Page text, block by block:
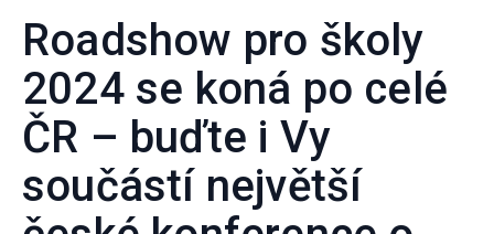
Roadshow pro školy
2024 se koná po celé
ČR – buďte i Vy
součástí největší